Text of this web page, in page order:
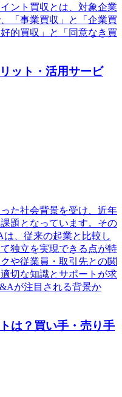
ント買収とは、対象企業
「事業買収」と「企業買
的買収」と「同意なき買
ット・活用サービ
た社会背景を受け、近年
題となっています。その
、従来の起業と比較し
独立を実現できる点が特
や従業員・取引先との関
切な知識とサポートが求
が注目される背景か
は？買い手・売り手